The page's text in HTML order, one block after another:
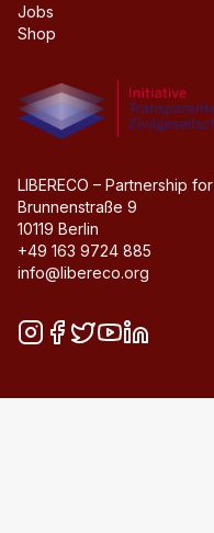
Jobs
Shop
LIBERECO – Partnership
Brunnenstraße 9
10119 Berlin
+49 163 9724 885
info@libereco.org